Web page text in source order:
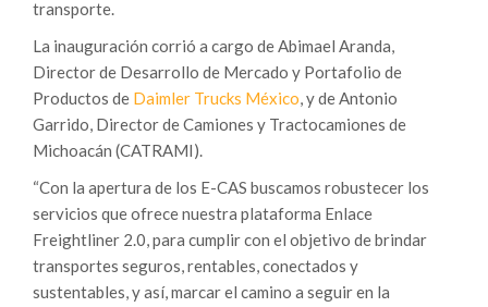
transporte.
La inauguración corrió a cargo de Abimael Aranda,
Director de Desarrollo de Mercado y Portafolio de
Productos de Daimler Trucks México, y de Antonio
Garrido, Director de Camiones y Tractocamiones de
Michoacán (CATRAMI).
“Con la apertura de los E-CAS buscamos robustecer los
servicios que ofrece nuestra plataforma Enlace
Freightliner 2.0, para cumplir con el objetivo de brindar
transportes seguros, rentables, conectados y
sustentables, y así, marcar el camino a seguir en la